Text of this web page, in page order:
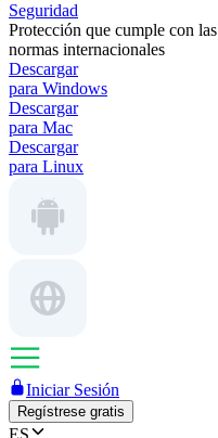
Seguridad
Protección que cumple con las
normas internacionales
Descargar
para Windows
Descargar
para Mac
Descargar
para Linux
Iniciar Sesión
Regístrese gratis
ES